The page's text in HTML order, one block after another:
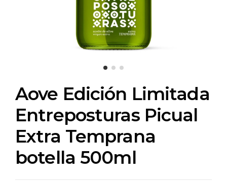
Aove Edición Limitada
Entreposturas Picual
Extra Temprana
botella 500ml